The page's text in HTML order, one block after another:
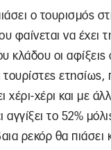
ο τουρισμός
φαίνεται να έχει
κλάδου οι
ετησίως,
χέρι και με
το 52%
ρεκόρ θα